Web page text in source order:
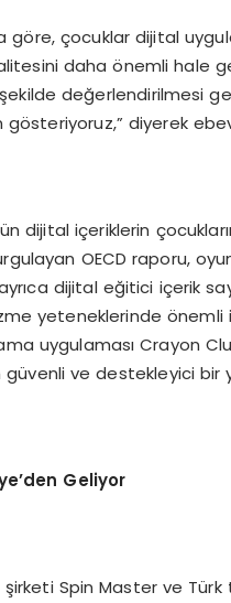
göre, çocuklar dijital
daha önemli hale
değerlendirilmesi
gösteriyoruz,” diyerek
dijital içeriklerin
OECD raporu,
dijital eğitici içerik
yeteneklerinde
uygulaması Crayon
ve destekleyici bir
Geliyor
Spin Master ve